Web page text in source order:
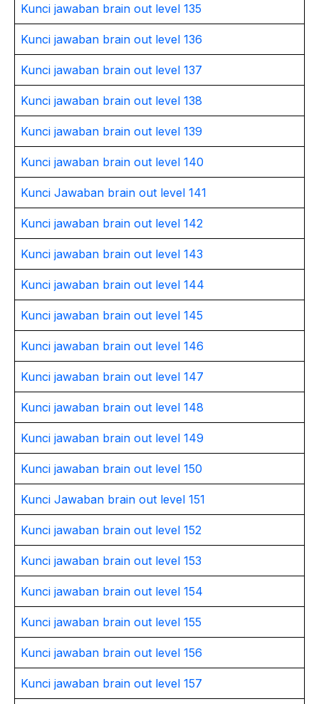
Kunci jawaban brain out level 135
Kunci jawaban brain out level 136
Kunci jawaban brain out level 137
Kunci jawaban brain out level 138
Kunci jawaban brain out level 139
Kunci jawaban brain out level 140
Kunci Jawaban brain out level 141
Kunci jawaban brain out level 142
Kunci jawaban brain out level 143
Kunci jawaban brain out level 144
Kunci jawaban brain out level 145
Kunci jawaban brain out level 146
Kunci jawaban brain out level 147
Kunci jawaban brain out level 148
Kunci jawaban brain out level 149
Kunci jawaban brain out level 150
Kunci Jawaban brain out level 151
Kunci jawaban brain out level 152
Kunci jawaban brain out level 153
Kunci jawaban brain out level 154
Kunci jawaban brain out level 155
Kunci jawaban brain out level 156
Kunci jawaban brain out level 157